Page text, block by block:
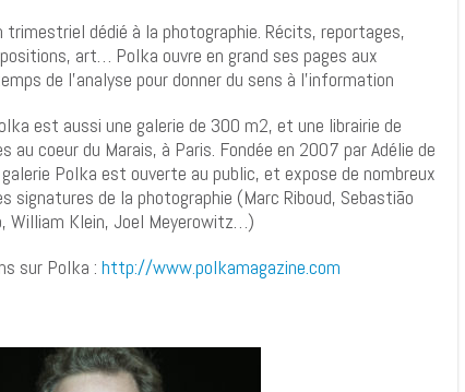
dédié à la photographie. Récits, reportages,
art… Polka ouvre en grand ses pages aux
de l’analyse pour donner du sens à l’information.
est aussi une galerie de 300 m2, et une librairie de
coeur du Marais, à Paris. Fondée en 2007 par Adélie de
Polka est ouverte au public, et expose de nombreux
signatures de la photographie (Marc Riboud, Sebastião
William Klein, Joel Meyerowitz…).
sur Polka : http://www.polkamagazine.com/